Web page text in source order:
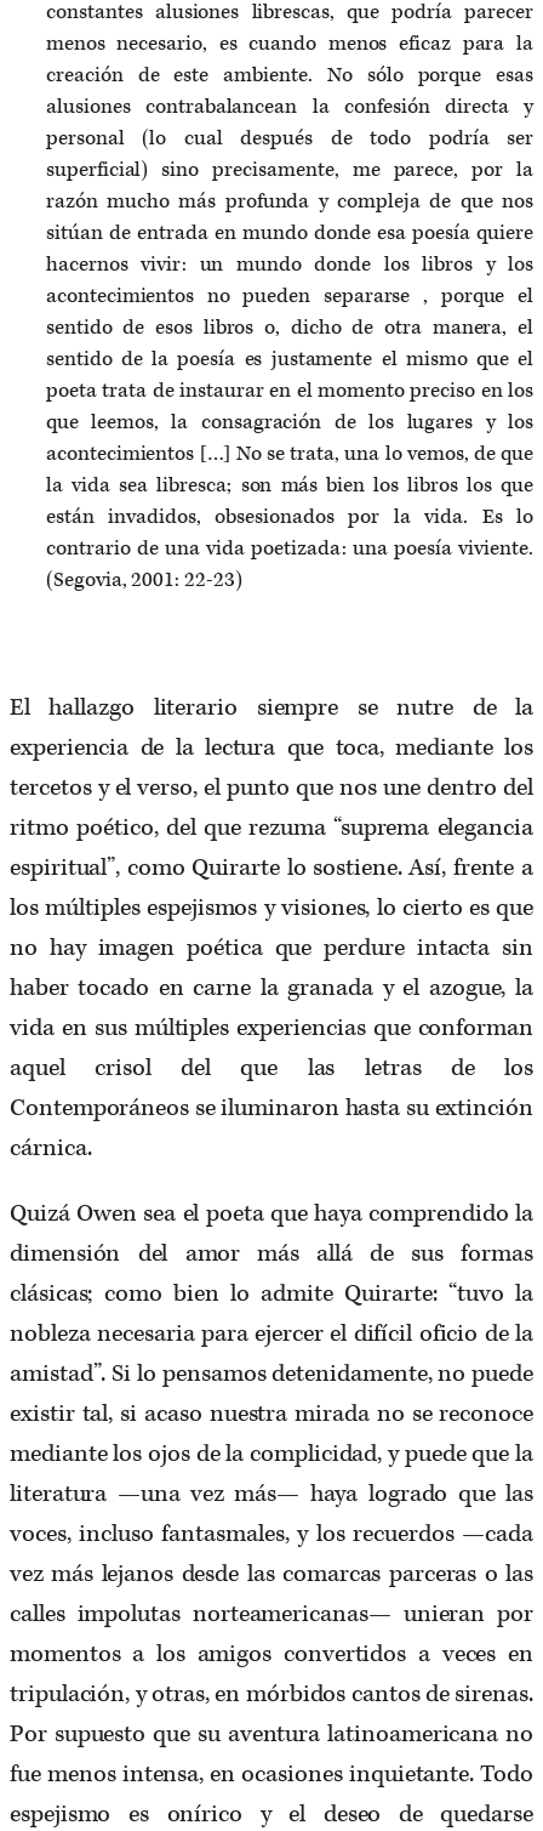
constantes alusiones librescas, que podría parecer
menos necesario, es cuando menos eficaz para la
creación de este ambiente. No sólo porque esas
alusiones contrabalancean la confesión directa y
personal (lo cual después de todo podría ser
superficial) sino precisamente, me parece, por la
razón mucho más profunda y compleja de que nos
sitúan de entrada en mundo donde esa poesía quiere
hacernos vivir: un mundo donde los libros y los
acontecimientos no pueden separarse , porque el
sentido de esos libros o, dicho de otra manera, el
sentido de la poesía es justamente el mismo que el
poeta trata de instaurar en el momento preciso en los
que leemos, la consagración de los lugares y los
acontecimientos […] No se trata, una lo vemos, de que
la vida sea libresca; son más bien los libros los que
están invadidos, obsesionados por la vida. Es lo
contrario de una vida poetizada: una poesía viviente.
(Segovia, 2001: 22-23)
El hallazgo literario siempre se nutre de la
experiencia de la lectura que toca, mediante los
tercetos y el verso, el punto que nos une dentro del
ritmo poético, del que rezuma “suprema elegancia
espiritual”, como Quirarte lo sostiene. Así, frente a
los múltiples espejismos y visiones, lo cierto es que
no hay imagen poética que perdure intacta sin
haber tocado en carne la granada y el azogue, la
vida en sus múltiples experiencias que conforman
aquel crisol del que las letras de los
Contemporáneos se iluminaron hasta su extinción
cárnica.
Quizá Owen sea el poeta que haya comprendido la
dimensión del amor más allá de sus formas
clásicas; como bien lo admite Quirarte: “tuvo la
nobleza necesaria para ejercer el difícil oficio de la
amistad”. Si lo pensamos detenidamente, no puede
existir tal, si acaso nuestra mirada no se reconoce
mediante los ojos de la complicidad, y puede que la
literatura —una vez más— haya logrado que las
voces, incluso fantasmales, y los recuerdos —cada
vez más lejanos desde las comarcas parceras o las
calles impolutas norteamericanas— unieran por
momentos a los amigos convertidos a veces en
tripulación, y otras, en mórbidos cantos de sirenas.
Por supuesto que su aventura latinoamericana no
fue menos intensa, en ocasiones inquietante. Todo
espejismo es onírico y el deseo de quedarse